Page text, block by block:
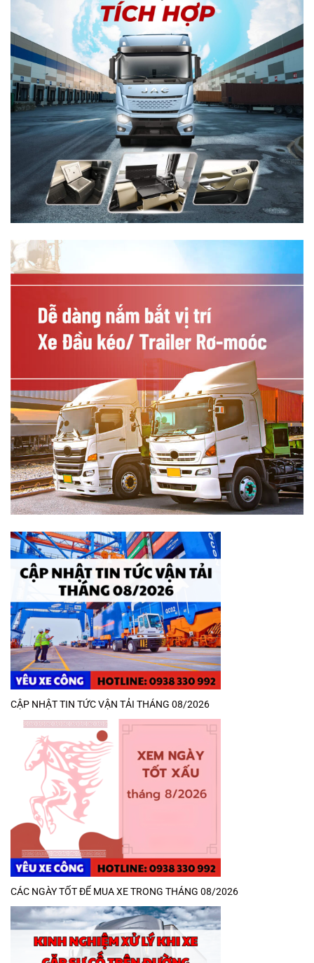
CẬP NHẬT TIN TỨC VẬN TẢI THÁNG 08/2026
CÁC NGÀY TỐT ĐỂ MUA XE TRONG THÁNG 08/2026